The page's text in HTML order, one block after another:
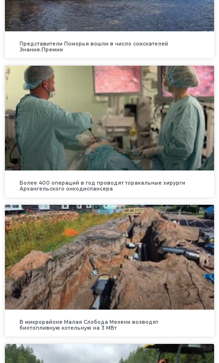
Представители Поморья вошли в число соискателей
Знание.Премии
Более 400 операций в год проводят торакальные хирурги
Архангельского онкодиспансера
В микрорайоне Малая Слобода Мезени возводят
биотопливную котельную на 3 МВт